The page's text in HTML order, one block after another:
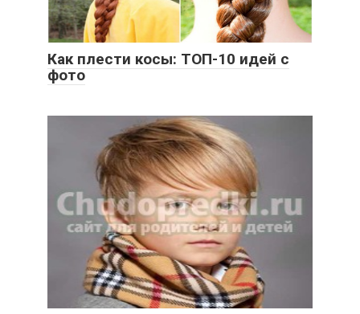
Как плести косы: ТОП-10 идей с
фото